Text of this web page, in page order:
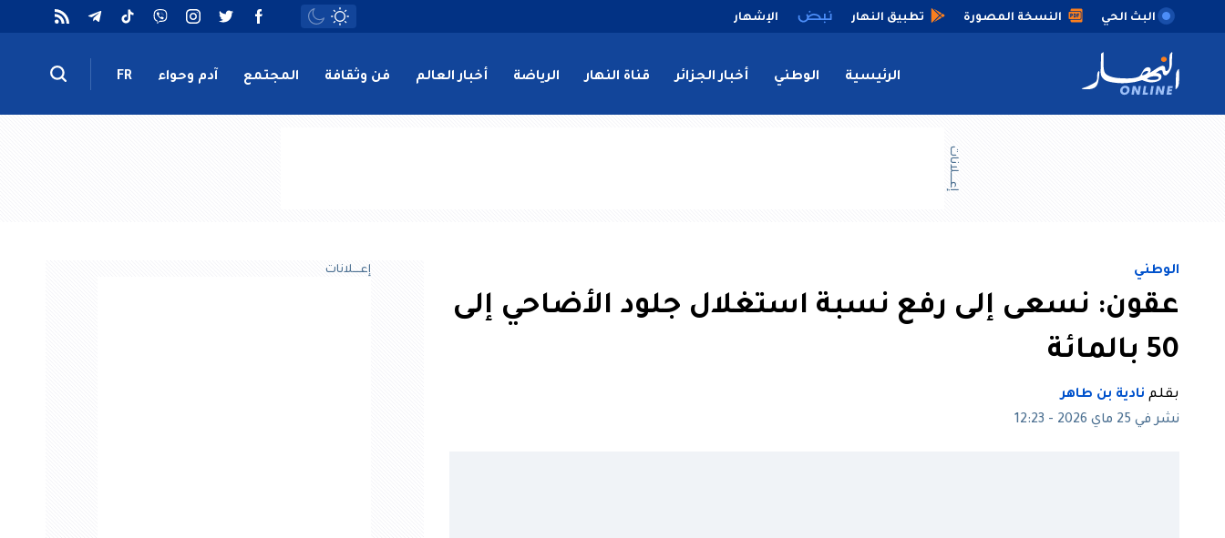
البث الحي النسخة المصورة تطبيق النهار الإشهار
الرئيسية الوطني أخبار الجزائر قناة النهار الرياضة أخبار العالم فن وثقافة المجتمع آدم وحواء FR
إعــــلانات
الوطني
عقون: نسعى إلى رفع نسبة استغلال جلود الأضاحي إلى
50 بالمائة
بقلم نادية بن طاهر
نشر في 25 ماي 2026 - 12:23
إعــــلانات